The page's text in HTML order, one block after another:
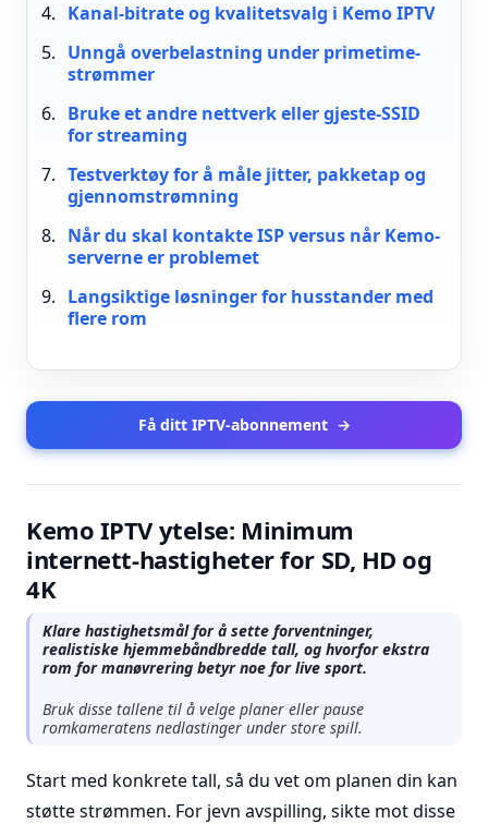
Kanal-bitrate og kvalitetsvalg i Kemo IPTV
Unngå overbelastning under primetime-
strømmer
Bruke et andre nettverk eller gjeste-SSID
for streaming
Testverktøy for å måle jitter, pakketap og
gjennomstrømning
Når du skal kontakte ISP versus når Kemo-
serverne er problemet
Langsiktige løsninger for husstander med
flere rom
Få ditt IPTV-abonnement →
Kemo IPTV ytelse: Minimum
internett-hastigheter for SD, HD og
4K
Klare hastighetsmål for å sette forventninger,
realistiske hjemmebåndbredde tall, og hvorfor ekstra
rom for manøvrering betyr noe for live sport.
Bruk disse tallene til å velge planer eller pause
romkameratens nedlastinger under store spill.
Start med konkrete tall, så du vet om planen din kan
støtte strømmen. For jevn avspilling, sikte mot disse